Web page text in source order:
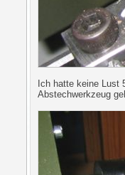
Ich hatte keine Lust
Abstechwerkzeug